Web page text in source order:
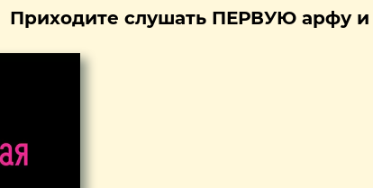
Приходите слушать ПЕРВУЮ арфу и